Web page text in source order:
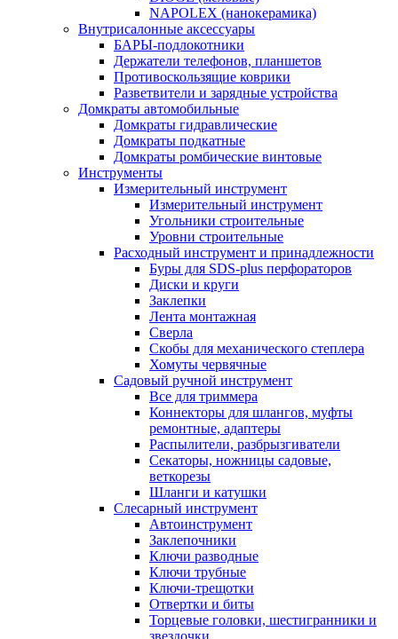
NAPOLEX (нанокерамика)
Внутрисалонные аксессуары
БАРЫ-подлокотники
Держатели телефонов, планшетов
Противоскользящие коврики
Разветвители и зарядные устройства
Домкраты автомобильные
Домкраты гидравлические
Домкраты подкатные
Домкраты ромбические винтовые
Инструменты
Измерительный инструмент
Измерительный инструмент
Угольники строительные
Уровни строительные
Расходный инструмент и принадлежности
Буры для SDS-plus перфораторов
Диски и круги
Заклепки
Лента монтажная
Сверла
Скобы для механического степлера
Хомуты червячные
Садовый ручной инструмент
Все для триммера
Коннекторы для шлангов, муфты
ремонтные, адаптеры
Распылители, разбрызгиватели
Секаторы, ножницы садовые,
веткорезы
Шланги и катушки
Слесарный инструмент
Автоинструмент
Заклепочники
Ключи разводные
Ключи трубные
Ключи-трещотки
Отвертки и биты
Торцевые головки, шестигранники и
звездочки